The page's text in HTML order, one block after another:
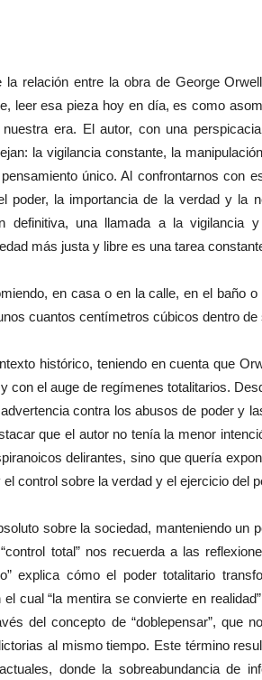
relación entre la obra de George
leer esa pieza hoy en día, es como
era. El autor, con una
la vigilancia constante, la
único. Al confrontarnos con
poder, la importancia de la verdad y la
definitiva, una llamada a la vigilancia
más justa y libre es una tarea
en casa o en la calle, en el baño
cuantos centímetros cúbicos dentro de
histórico, teniendo en cuenta que
con el auge de regímenes totalitarios.
contra los abusos de poder y
que el autor no tenía la menor
delirantes, sino que quería
control sobre la verdad y el ejercicio del
sobre la sociedad, manteniendo un
total” nos recuerda a las
explica cómo el poder totalitario
cual “la mentira se convierte en
del concepto de “doblepensar”, que
al mismo tiempo. Este término
donde la sobreabundancia de